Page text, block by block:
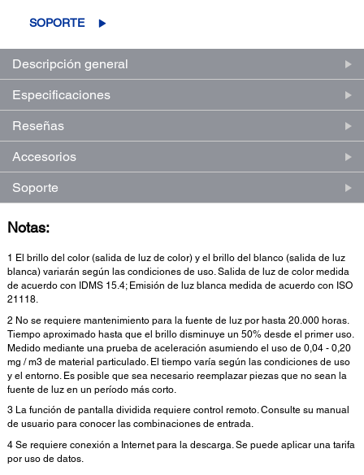
SOPORTE
Descripción general
Especificaciones
Reseñas
Accesorios
Soporte
Notas:
1 El brillo del color (salida de luz de color) y el brillo del blanco (salida de luz
blanca) variarán según las condiciones de uso. Salida de luz de color medida
de acuerdo con IDMS 15.4; Emisión de luz blanca medida de acuerdo con ISO
21118.
2 No se requiere mantenimiento para la fuente de luz por hasta 20.000 horas.
Tiempo aproximado hasta que el brillo disminuye un 50% desde el primer uso.
Medido mediante una prueba de aceleración asumiendo el uso de 0,04 - 0,20
mg / m3 de material particulado. El tiempo varía según las condiciones de uso
y el entorno. Es posible que sea necesario reemplazar piezas que no sean la
fuente de luz en un período más corto.
3 La función de pantalla dividida requiere control remoto. Consulte su manual
de usuario para conocer las combinaciones de entrada.
4 Se requiere conexión a Internet para la descarga. Se puede aplicar una tarifa
por uso de datos.